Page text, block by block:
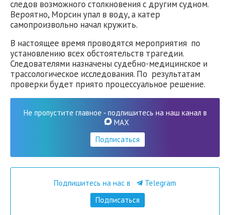
следов возможного столкновения с другим судном.
Вероятно, Морсин упал в воду, а катер
самопроизвольно начал кружить.
В настоящее время проводятся мероприятия по
установлению всех обстоятельств трагедии.
Следователями назначены судебно-медицинское и
трассологическое исследования. По результатам
проверки будет приято процессуальное решение.
Не пропустите главное - подпишитесь на наш канал в
MAX
Подписаться
Подпишитесь на нас в
Telegram
Подписаться